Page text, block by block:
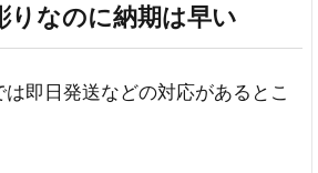
りなのに納期は早い
即日発送などの対応があるとこ